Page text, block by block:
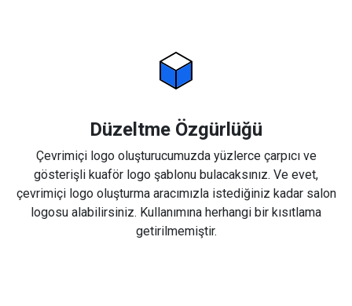
Düzeltme Özgürlüğü
Çevrimiçi logo oluşturucumuzda yüzlerce çarpıcı ve
gösterişli kuaför logo şablonu bulacaksınız. Ve evet,
çevrimiçi logo oluşturma aracımızla istediğiniz kadar salon
logosu alabilirsiniz. Kullanımına herhangi bir kısıtlama
getirilmemiştir.